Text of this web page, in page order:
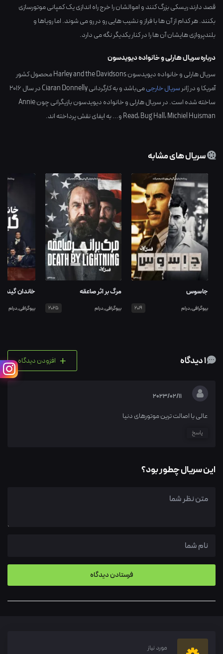
قصد دارند ریسکی بزرگ کنند و اموالشان را خرج راه اندازی یک کمپانی موتورسازی
بکنند. هر کدام از آن ها با فراز و نشیب هایی رو در رو می شوند. اما رویاها و
بلندپروازی هایشان آن ها را در کنار یکدیگر نگه می دارد.
درباره سریال هارلی و خانواده دیویدسون
سریال هارلی و خانواده دیویدسون Harley and the Davidsons محصول کشور
آمریکاو در ژانرسریال خارجیمی‌باشد و به کارگردانیCiaran Donnellyدر سال2016
ساخته شده است. در سریال هارلی و خانواده دیویدسون بازیگرانی چونAnnie
Read،Bug Hall،Michiel Huisman و... به ایفای نقش پرداخته اند.
سریال های مشابه
جاسوس
بیوگرافی,درام 2019
مرگ بر اثر صاعقه
بیوگرافی,درام 2025
خاندان گینس
بیوگرافی,درام
+ افزودن دیدگاه
2023/02/11
عالی با اصالت ترین موتورهای دنیا
پاسخ
این سریال چطور بود؟
مورد نیاز